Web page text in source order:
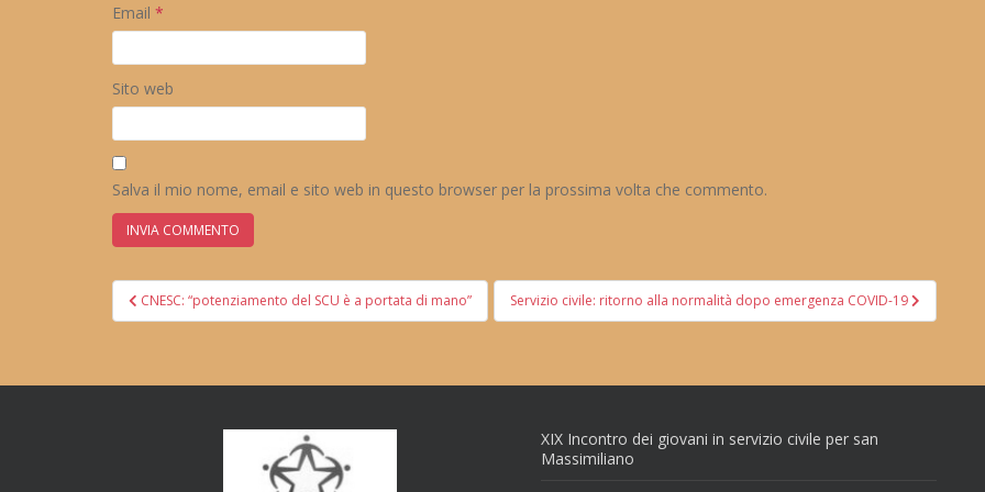
Email *
Sito web
Salva il mio nome, email e sito web in questo browser per la prossima volta che commento.
Navigazione
articoli
CNESC: “potenziamento del SCU è a portata di mano” Servizio civile: ritorno alla normalità dopo emergenza COVID-19
XIX Incontro dei giovani in servizio civile per san
Massimiliano